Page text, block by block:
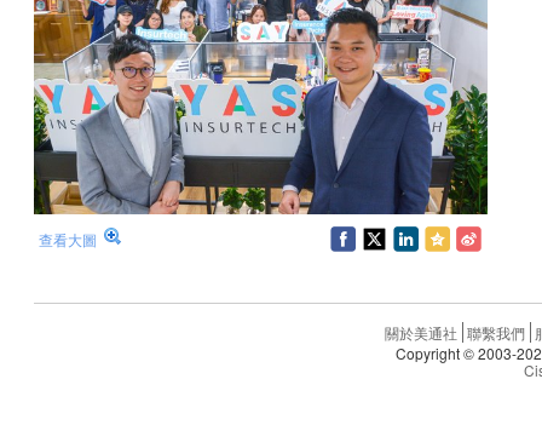
查看大圖
關於美通社 聯繫我們
Copyright © 2003-